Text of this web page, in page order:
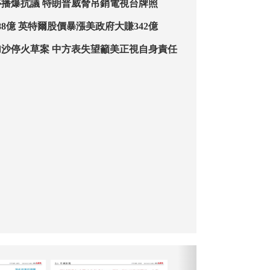
美名嘴節目被停播爆抗議 特朗普威脅吊銷電視台牌照
獲英偉達注資388億 英特爾股價暴漲美政府大賺342億
美否決安理會加沙停火草案 中方表失望籲美正視自身責任